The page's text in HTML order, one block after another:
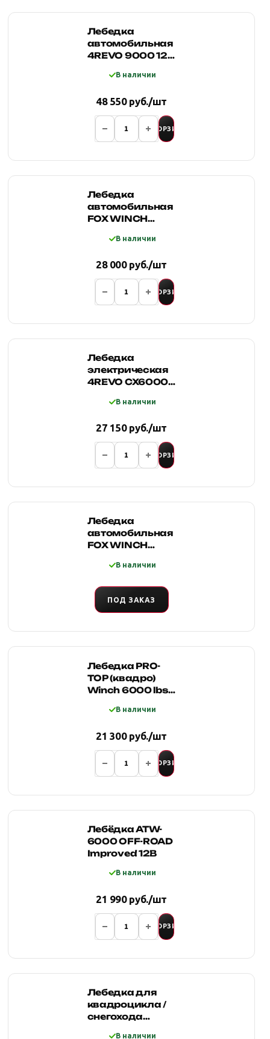
Лебедка
автомобильная
4REVO 9000 12V
барабаном,
тросом и
пультом
радиоуправления
В наличии
48 550 руб./шт
В КОРЗИНУ
Лебедка
автомобильная
FOX WINCH
(стальной трос)
В наличии
28 000 руб./шт
В КОРЗИНУ
Лебедка
электрическая
4REVO CX6000
В наличии
27 150 руб./шт
В КОРЗИНУ
Лебедка
автомобильная
FOX WINCH
(синтетический
В наличии
ПОД ЗАКАЗ
Лебедка PRO-
TOP (квадро)
Winch 6000 lbs
синтетика,
IP68 (моноблок
соленойдов)
В наличии
21 300 руб./шт
В КОРЗИНУ
Лебёдка ATW-
6000 OFF-ROAD
Improved 12В
В наличии
21 990 руб./шт
В КОРЗИНУ
Лебедка для
квадроцикла /
снегохода
В наличии